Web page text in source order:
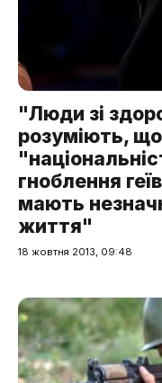
"Люди зі
розуміють,
гноблення
мають
життя"
18 жовтня 2013, 09:48